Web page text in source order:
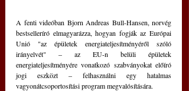
A fenti videóban Bjorn Andreas Bull-Hansen, norvég
bestselleríró elmagyarázza, hogyan fogják az Európai
Unió "az épületek energiateljesítményéről szóló
irányelvét" – az EU-n belüli épületek
energiateljesítményére vonatkozó szabványokat előíró
jogi eszközt – felhasználni egy hatalmas
vagyonátcsoportosítási program megvalósítására.